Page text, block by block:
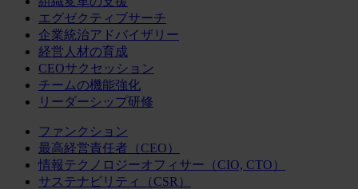
エグゼクティブサーチ
企業統治アドバイザリー
経営人材の育成
CEOサクセッション
チームの機能強化
リーダーシップ研修
ファンクション
最高経営責任者（CEO）
情報テクノロジーオフィサー（CIO, CTO）
サステナビリティ（CSR）